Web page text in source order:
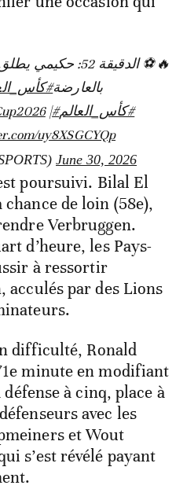
🔥⚽️ الدقيقة 52:
بالعارضة
#كأس_العالم#beINWC26
|
uy8XSGCYQp
June 30, 2026
poursuivi. Bilal El
de loin (58e),
Verbruggen.
d’heure, les Pays-
à ressortir
par des Lions
difficulté, Ronald
minute en modifiant
à cinq, place à
avec les
et Wout
s’est révélé payant